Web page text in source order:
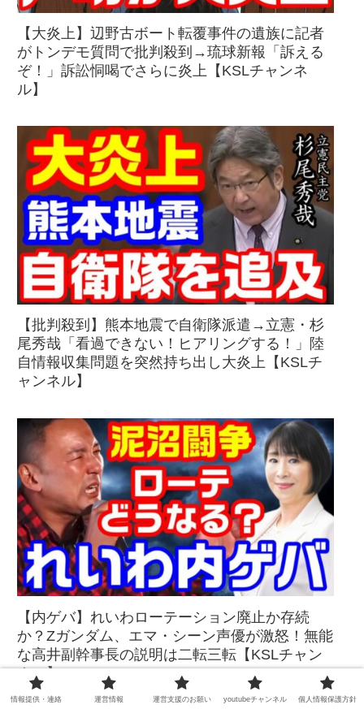
【大炎上】辺野古ボート転覆事件の遺族に記者
がトンデモ質問で批判殺到→琉球新報「訴える
ぞ！」訴訟恫喝でさらに炎上【KSLチャンネ
ル】
【批判殺到】熊本地震で自衛隊派遣→立憲・杉
尾秀哉「看過できない！ヒアリングする！」陸
自情報収集問題を突然持ち出し大炎上【KSLチ
ャンネル】
【内ゲバ】れいわローテーション廃止か存続
か？Zガンダム、エマ・シーン声優が激怒！無能
な高井副幹事長の説明は二転三転【KSLチャン
ネル】
情報提供・連絡 運営情報 運営支援のお願い youtubeチャンネル 個人情報保護方針